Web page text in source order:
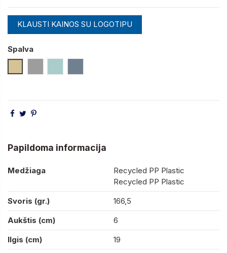
KLAUSTI KAINOS SU LOGOTIPU
Spalva
Papildoma informacija
Medžiaga
Recycled PP Plastic
Recycled PP Plastic
Svoris (gr.)
166,5
Aukštis (cm)
6
Ilgis (cm)
19